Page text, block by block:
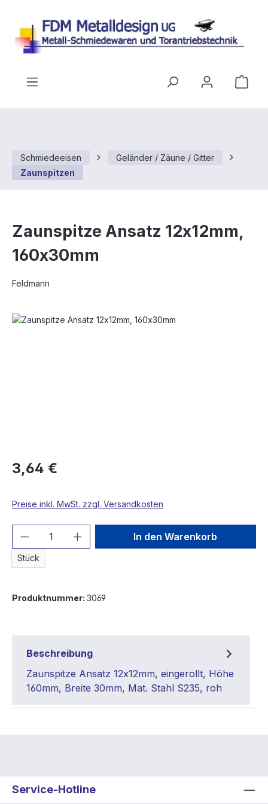
Schmiedeeisen
Geländer / Zäune / Gitter
Zaunspitzen
Zaunspitze Ansatz 12x12mm,
160x30mm
Feldmann
Bildergalerie überspringen
3,64 €
Preise inkl. MwSt. zzgl. Versandkosten
Produkt Anzahl: Gib den
Stück
In den Warenkorb
Produktnummer: 3069
Beschreibung
Zaunspitze Ansatz 12x12mm, eingerollt, Höhe
160mm, Breite 30mm, Mat. Stahl S235, roh
Service-Hotline